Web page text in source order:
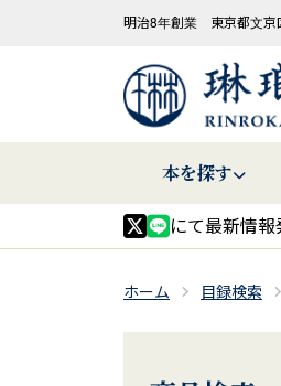
明治8年創業 東京都文京
本を探す
にて最新情報
ホーム 目録検索